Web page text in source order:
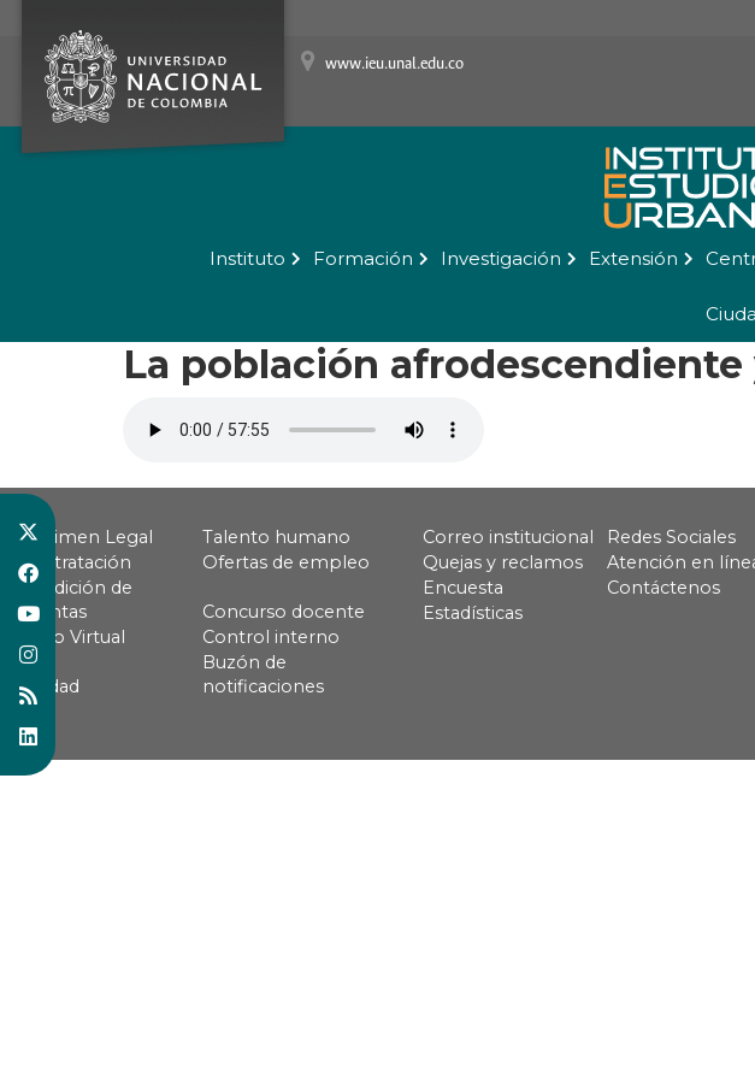
www.ieu.unal.edu.co
Instituto Formación Investigación Extensión
La población
Régimen Legal
Talento humano
Contratación
Ofertas de empleo
Rendición de
cuentas
Concurso docente
Pago Virtual
Control interno
Calidad
Buzón de
notificaciones
Correo institucional
Redes Sociales
Quejas y reclamos
Atención en
Encuesta
Contáctenos
Estadísticas